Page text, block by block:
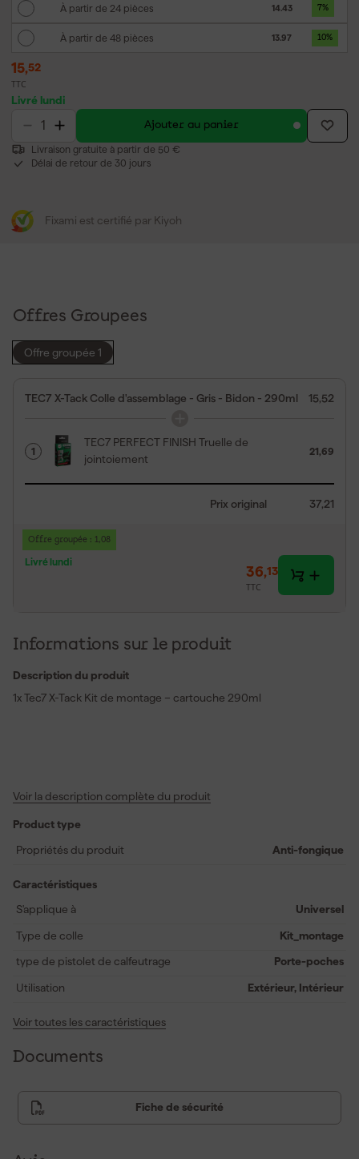
À partir de 24 pièces 14.43 7%
À partir de 48 pièces 13.97 10%
15,52
TTC
Livré lundi
Ajouter au panier
Livraison gratuite à partir de 50 €
Délai de retour de 30 jours
Fixami est certifié par Kiyoh
Offres Groupees
Offre groupée 1
TEC7 X-Tack Colle d'assemblage - Gris - Bidon - 290ml 15,52
1
TEC7 PERFECT FINISH Truelle de
jointoiement
21,69
Prix original 37,21
Offre groupée : 1,08
Livré lundi
36,13
TTC
Informations sur le produit
Description du produit
1x Tec7 X-Tack Kit de montage – cartouche 290ml
Voir la description complète du produit
Product type
Propriétés du produit
Anti-fongique
Caractéristiques
S'applique à
Universel
Type de colle Kit_montage
type de pistolet de calfeutrage Porte-poches
Utilisation Extérieur, Intérieur
Voir toutes les caractéristiques
Documents
Fiche de sécurité